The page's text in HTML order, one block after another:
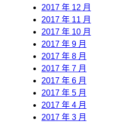
2017 年 12 月
2017 年 11 月
2017 年 10 月
2017 年 9 月
2017 年 8 月
2017 年 7 月
2017 年 6 月
2017 年 5 月
2017 年 4 月
2017 年 3 月